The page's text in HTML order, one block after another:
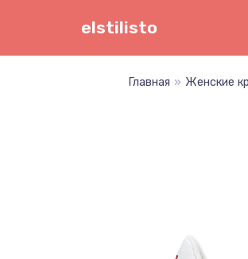
elstilisto
Главная » Женские